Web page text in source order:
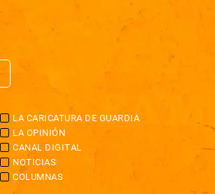
LA CARICATURA DE GUARDIA
LA OPINIÓN
CANAL DIGITAL
NOTICIAS
COLUMNAS